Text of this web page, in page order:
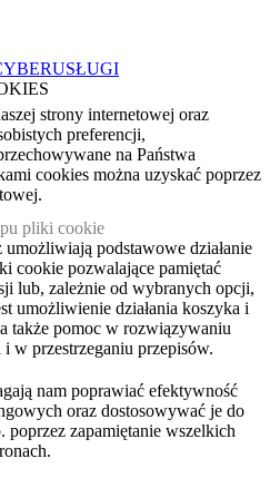
strony internetowej oraz
preferencji,
na Państwa
cookies można uzyskać poprzez
pliki cookie
umożliwiają podstawowe działanie
cookie pozwalające pamiętać
lub, zależnie od wybranych opcji,
umożliwienie działania koszyka i
także pomoc w rozwiązywaniu
w przestrzeganiu przepisów.
nam poprawiać efektywność
oraz dostosowywać je do
zapamiętanie wszelkich